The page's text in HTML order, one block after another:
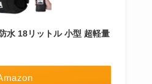
水 18リットル 小型 超軽量